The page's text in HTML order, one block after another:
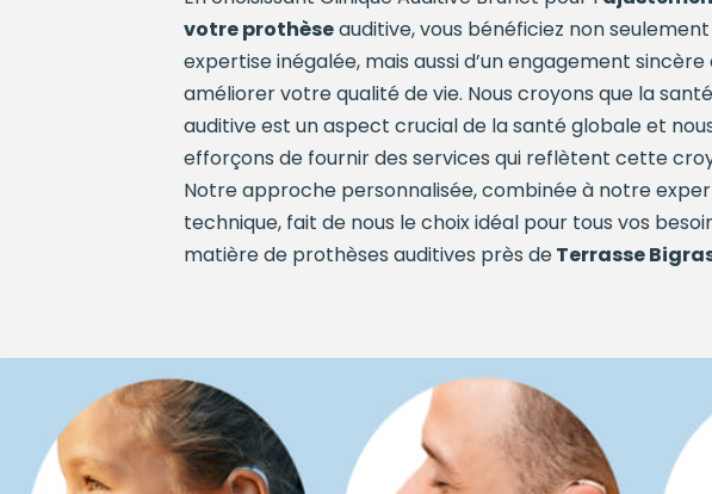
votre prothèseauditive, vous bénéficiez non seulement
expertise inégalée, mais aussi d’un engagement sincère
améliorer votre qualité de vie. Nous croyons que la santé
auditive est un aspect crucial de la santé globale et
efforçons de fournir des services qui reflètent cette
Notre approche personnalisée, combinée à notre
technique, fait de nous le choix idéal pour tous vos
matière de prothèses auditives près deTerrasse